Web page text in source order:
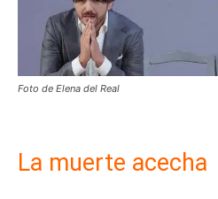
Foto de Elena del Real
La muerte acecha